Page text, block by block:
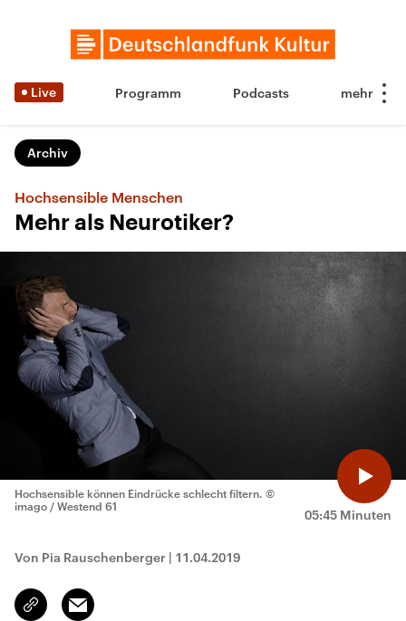
Live Programm Podcasts
Archiv
Hochsensible Menschen
Mehr als Neurotiker?
05:45 Minuten
Hochsensible können Eindrücke schlecht filtern. ©
imago / Westend 61
Von Pia Rauschenberger | 11.04.2019
Link
kopieren/teilen
Email